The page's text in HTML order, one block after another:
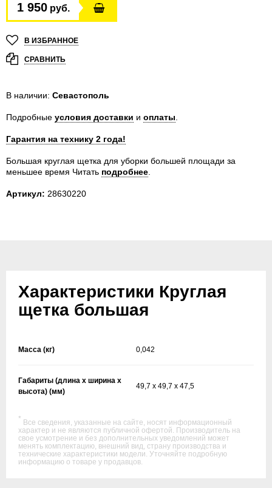
1 950 руб.
В ИЗБРАННОЕ
СРАВНИТЬ
В наличии: Севастополь
Подробные условия доставки и оплаты
Гарантия на технику 2 года!
Большая круглая щетка для уборки большей площади за
меньшее время Читать подробнее
Артикул: 28630220
Характеристики Круглая
щетка большая
Масса (кг) 0,042
Габариты (длина х ширина х
высота) (мм)
49,7 x 49,7 x 47,5
* Все сведения, указанные на сайте, носят информационный
характер и не являются публичной офертой. Производитель на
свое усмотрение и без дополнительных уведомлений может
менять комплектацию, внешний вид, страну производства и
технические характеристики модели. Уточняйте подробную
информацию о товаре у продавцов.